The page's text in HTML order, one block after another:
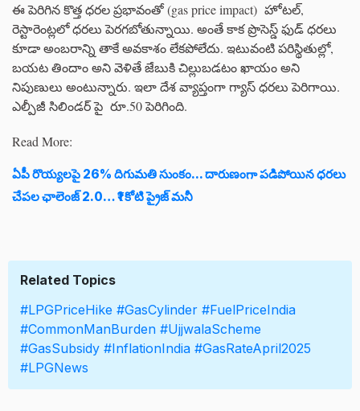
ఈ పెరిగిన కొత్త ధరల ప్రభావంతో (gas price impact) హోటల్,
రెస్టారెంట్లలో ధరలు పెరగబోతున్నాయి. అంతే కాక ప్రొసెస్డ్ ఫుడ్ ధరలు
కూడా అంబరాన్ని తాకే అవకాశం లేకపోలేదు. ఇటువంటి పరిస్థితుల్లో,
బయట తిందాం అని వెళితే జేబుకి చిల్లుబడటం ఖాయం అని
నిపుణులు అంటున్నారు. ఇలా దేశ వ్యాప్తంగా గ్యాస్ ధరలు పెరిగాయి.
ఎల్పీజీ సిలిండర్ పై రూ.50 పెరిగింది.
Read More:
ఏపీ రొయ్యలపై 26% దిగుమతి సుంకం... దారుణంగా పడిపోయిన ధరలు
చేపల ఛాలెంజ్ 2.0… ₹1 కోటి ప్రైజ్ మనీ
Related Topics
#LPGPriceHike #GasCylinder #FuelPriceIndia
#CommonManBurden #UjjwalaScheme
#GasSubsidy #InflationIndia #GasRateApril2025
#LPGNews